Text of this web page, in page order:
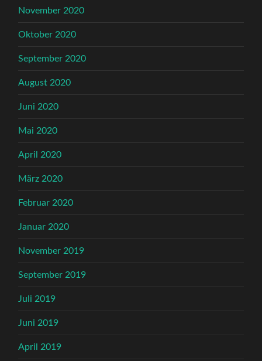
November 2020
Oktober 2020
September 2020
August 2020
Juni 2020
Mai 2020
April 2020
März 2020
Februar 2020
Januar 2020
November 2019
September 2019
Juli 2019
Juni 2019
April 2019